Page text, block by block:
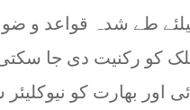
طے شدہ قواعد و
کو رکنیت دی جا
بھارت کو نیوکلیئر